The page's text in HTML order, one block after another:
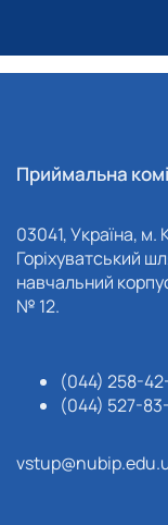
Приймальна
03041, Україна, м.
Горіхуватський
навчальний
№ 12.
(044) 258-
(044) 527-